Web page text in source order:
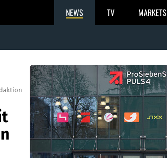
NEWS TV MARKETS